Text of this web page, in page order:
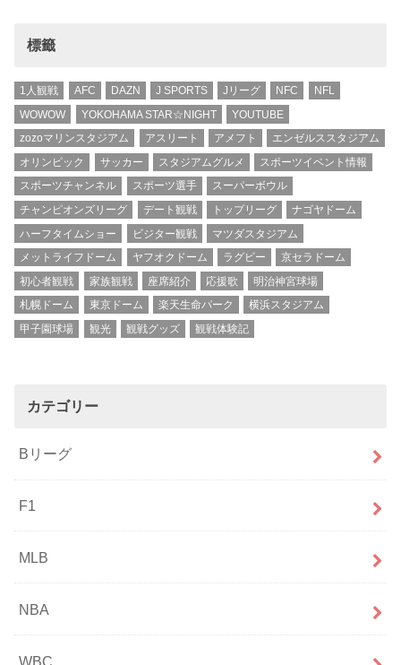
標籤
1人観戦 AFC DAZN J SPORTS Jリーグ NFC
NFL
WOWOW
YOKOHAMA STAR☆NIGHT
YOUTUBE
zozoマリンスタジアム
アスリート アメフト
エンゼルススタジアム
オリンピック
サッカー スタジアムグルメ
スポーツイベント情報
スポーツチャンネル
スポーツ選手
スーパーボウル
チャンピオンズリーグ
デート観戦 トップリーグ
ナゴヤドーム
ハーフタイムショー
ビジター観戦
マツダスタジアム
メットライフドーム
ヤフオクドーム ラグビー
京セラドーム
初心者観戦
家族観戦 座席紹介 応援歌
明治神宮球場
札幌ドーム
東京ドーム 楽天生命パーク
横浜スタジアム
甲子園球場
観光 観戦グッズ 観戦体験記
カテゴリー
Bリーグ
F1
MLB
NBA
WBC